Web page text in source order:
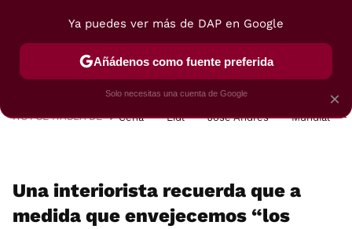
POSTRES VIAJES SELECCIÓN VEGUI
HOY SE HABLA DE Cena Lidl José Andrés Mundial
Una interiorista recuerda que a
medida que envejecemos “los
×
Ya puedes ver más de DAP en Google
Añádenos como fuente preferida
Solo necesitas una cuenta de Google